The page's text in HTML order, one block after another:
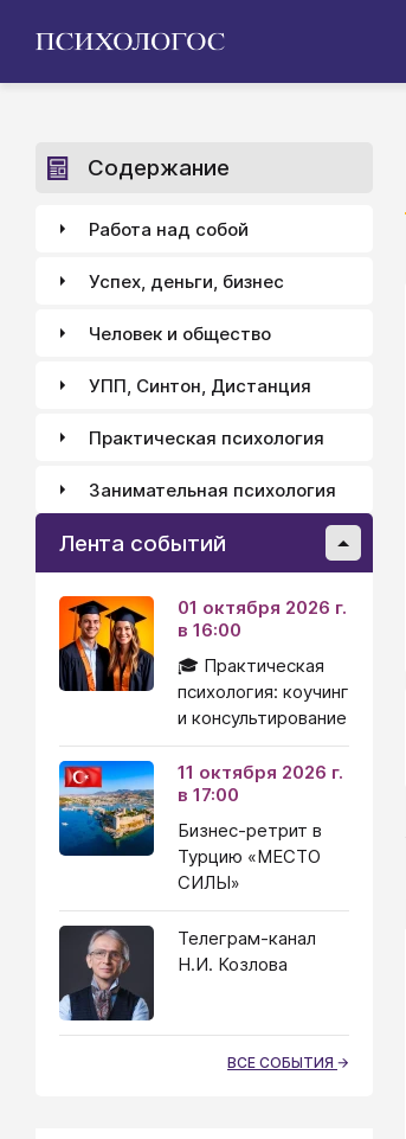
Содержание
Работа над собой
Успех, деньги, бизнес
Человек и общество
УПП, Синтон, Дистанция
Практическая психология
Занимательная психология
Лента событий
01 октября 2026 г.
в 16:00
🎓 Практическая
психология: коучинг
и консультирование
11 октября 2026 г.
в 17:00
Бизнес-ретрит в
Турцию «МЕСТО
СИЛЫ»
Телеграм-канал
Н.И. Козлова
ВСЕ СОБЫТИЯ